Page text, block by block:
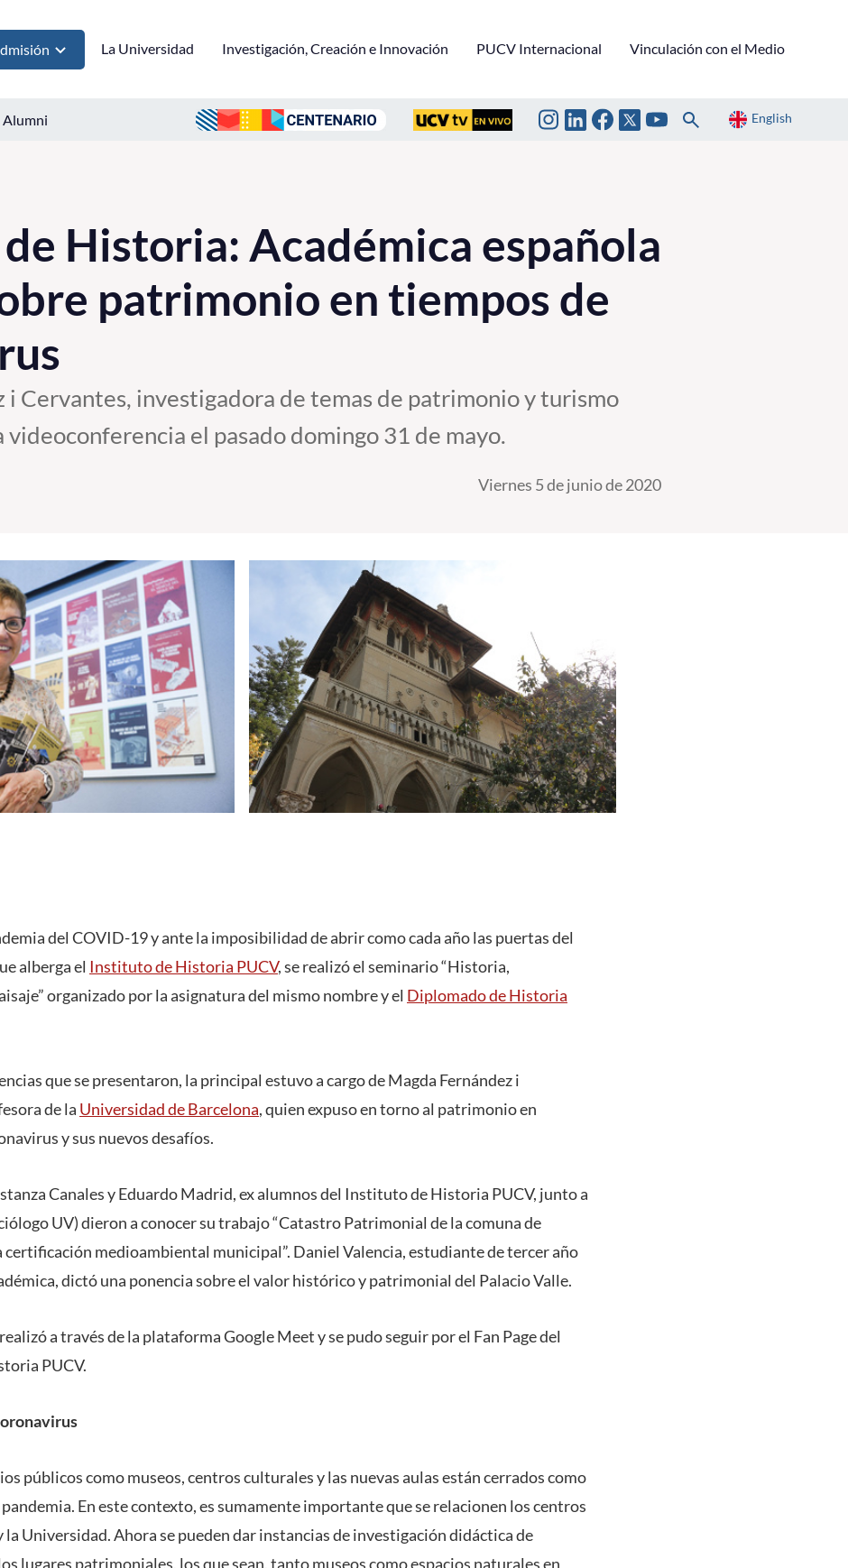
La Universidad Investigación, Creación e Innovación PUCV Internacional Vinculación con el Medio
Alumni English
Historia: Académica española
patrimonio en tiempos de
i Cervantes, investigadora de temas de patrimonio y turismo
el pasado domingo 31 de mayo.
Viernes 5 de junio de 2020
del COVID-19 y ante la imposibilidad de abrir como cada año las puertas del
alberga el Instituto de Historia PUCV, se realizó el seminario “Historia,
organizado por la asignatura del mismo nombre y el Diplomado de Historia
que se presentaron, la principal estuvo a cargo de Magda Fernández i
de la Universidad de Barcelona, quien expuso en torno al patrimonio en
y sus nuevos desafíos.
Canales y Eduardo Madrid, ex alumnos del Instituto de Historia PUCV, junto a
UV) dieron a conocer su trabajo “Catastro Patrimonial de la comuna de
medioambiental municipal”. Daniel Valencia, estudiante de tercer año
dictó una ponencia sobre el valor histórico y patrimonial del Palacio Valle.
a través de la plataforma Google Meet y se pudo seguir por el Fan Page del
PUCV.
públicos como museos, centros culturales y las nuevas aulas están cerrados como
En este contexto, es sumamente importante que se relacionen los centros
Universidad. Ahora se pueden dar instancias de investigación didáctica de
lugares patrimoniales, los que sean, tanto museos como espacios naturales en